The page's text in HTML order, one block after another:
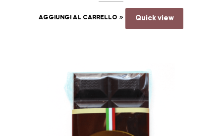
AGGIUNGI AL CARRELLO Quick view